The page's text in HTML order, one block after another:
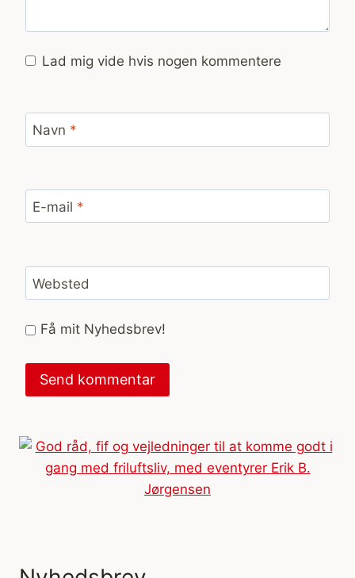
Lad mig vide hvis nogen kommentere
Navn *
E-mail *
Websted
Få mit Nyhedsbrev!